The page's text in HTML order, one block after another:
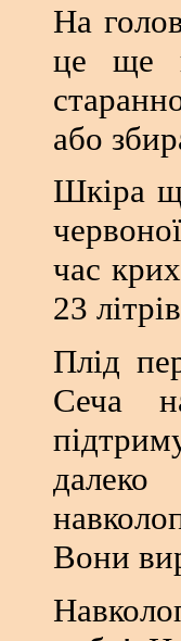
На
це ще
або
Шкіра
час
23
Плід
Сеча
Вони